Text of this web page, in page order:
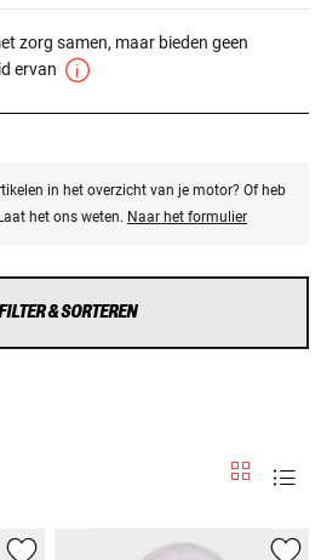
zorg samen, maar bieden geen
ervan
in het overzicht van je motor? Of heb
het ons weten. Naar het formulier
& SORTEREN